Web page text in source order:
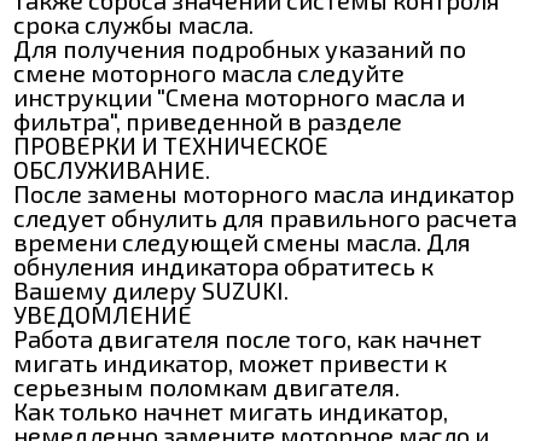
срока службы масла.
Для получения подробных указаний по
смене моторного масла следуйте
инструкции "Смена моторного масла и
фильтра", приведенной в разделе
ПРОВЕРКИ И ТЕХНИЧЕСКОЕ
ОБСЛУЖИВАНИЕ.
После замены моторного масла индикатор
следует обнулить для правильного расчета
времени следующей смены масла. Для
обнуления индикатора обратитесь к
Вашему дилеру SUZUKI.
УВЕДОМЛЕНИЕ
Работа двигателя после того, как начнет
мигать индикатор, может привести к
серьезным поломкам двигателя.
Как только начнет мигать индикатор,
немедленно замените моторное масло и